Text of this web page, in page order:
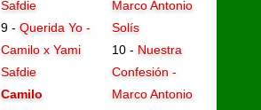
9 -Querida Yo -
Camilo x Yami
Safdie
Camilo
10 - Nuestra
Confesión -
Marco Antonio